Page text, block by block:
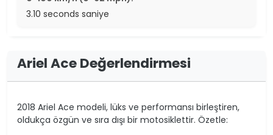
3.10 seconds saniye
Ariel Ace Değerlendirmesi
2018 Ariel Ace modeli, lüks ve performansı birleştiren,
oldukça özgün ve sıra dışı bir motosiklettir. Özetle: